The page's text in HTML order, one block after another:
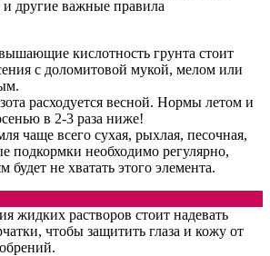
и другие важные правила
кислотность грунта стоит
с доломитовой мукой, мелом или
расходуется весной. Нормы летом и
в 2-3 раза ниже!
чаще всего сухая, рыхлая, песочная,
подкормки необходимо регулярно,
будет не хватать этого элемента.
жидких растворов стоит надевать
чтобы защитить глаза и кожу от